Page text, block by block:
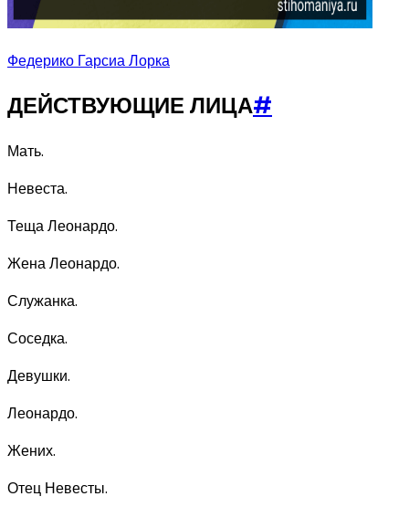
Федерико Гарсиа Лорка
ДЕЙСТВУЮЩИЕ ЛИЦА#
Мать.
Невеста.
Теща Леонардо.
Жена Леонардо.
Служанка.
Соседка.
Девушки.
Леонардо.
Жених.
Отец Невесты.